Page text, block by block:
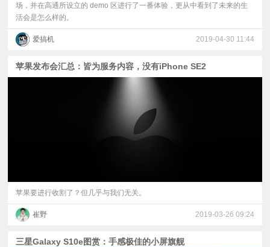
场，并在高通所设立的 demo 区进行了一番体验，更从中看到了未来的生
活会是怎么样的。
爱搞机 2019-04-30 11:44
苹果发布会汇总：皆为服务内容，没有iPhone SE2
苹果要进行收割了？但几乎与我们无关。
崔野 2019-03-26 09:24
三星Galaxy S10e图赏：手感极佳的小屏旗舰